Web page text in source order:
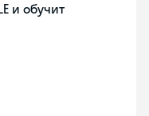
и обучит